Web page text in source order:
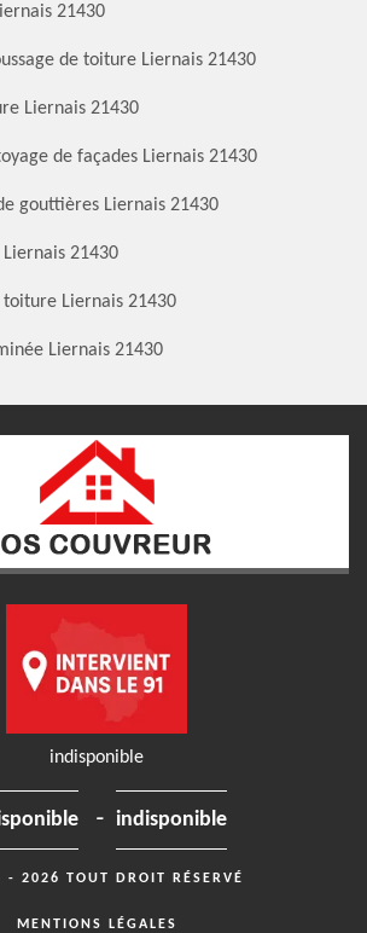
21430
de toiture Liernais 21430
Liernais 21430
de façades Liernais 21430
gouttières Liernais 21430
21430
Liernais 21430
Liernais 21430
indisponible
- indisponible
2026 TOUT DROIT RÉSERVÉ
MENTIONS LÉGALES